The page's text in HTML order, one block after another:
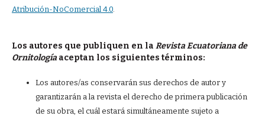
Atribución-NoComercial 4.0.
Los autores que publiquen en la Revista Ecuatoriana de
Ornitologíaaceptan los siguientes términos:
Los autores/as conservarán sus derechos de autor y
garantizarán a la revista el derecho de primera publicación
de su obra, el cuál estará simultáneamente sujeto a